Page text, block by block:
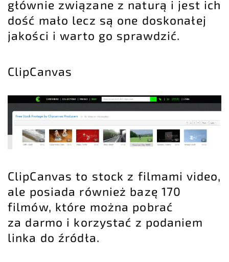
głównie związane z naturą i jest ich
dość mało lecz są one doskonałej
jakości i warto go sprawdzić.
ClipCanvas
ClipCanvas to stock z filmami video,
ale posiada również bazę 170
filmów, które można pobrać
za darmo i korzystać z podaniem
linka do źródła.